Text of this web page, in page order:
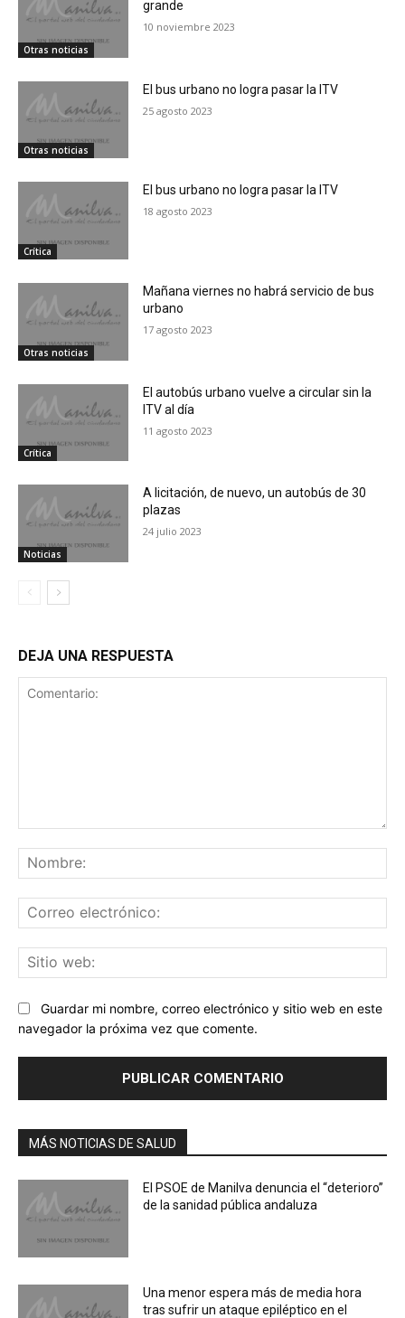
Otras noticias
grande
10 noviembre 2023
Otras noticias
El bus urbano no logra pasar la ITV
25 agosto 2023
Crítica
El bus urbano no logra pasar la ITV
18 agosto 2023
Otras noticias
Mañana viernes no habrá servicio de bus
urbano
17 agosto 2023
Crítica
El autobús urbano vuelve a circular sin la
ITV al día
11 agosto 2023
Noticias
A licitación, de nuevo, un autobús de 30
plazas
24 julio 2023
DEJA UNA RESPUESTA
Guardar mi nombre, correo electrónico y sitio web en este
navegador la próxima vez que comente.
MÁS NOTICIAS DE SALUD
El PSOE de Manilva denuncia el “deterioro”
de la sanidad pública andaluza
Una menor espera más de media hora
tras sufrir un ataque epiléptico en el